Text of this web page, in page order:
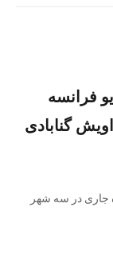
فرانسه
۲۱۳ تن از دراویش گنابادی
جاری در سه شهر